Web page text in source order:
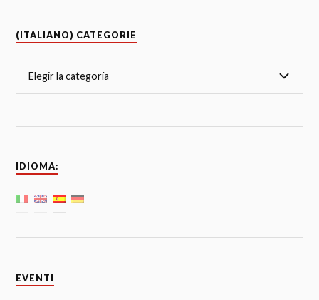
(ITALIANO) CATEGORIE
IDIOMA:
EVENTI